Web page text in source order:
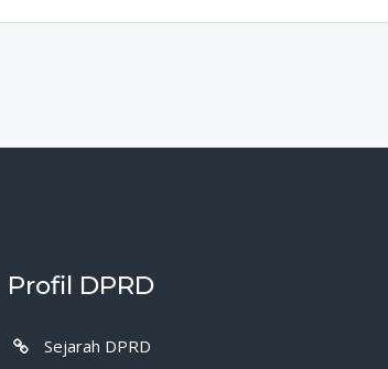
Profil DPRD
Sejarah DPRD